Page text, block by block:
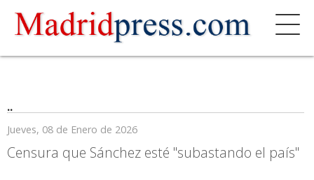
..
Jueves, 08 de Enero de 2026
Censura que Sánchez esté "subastando el país"